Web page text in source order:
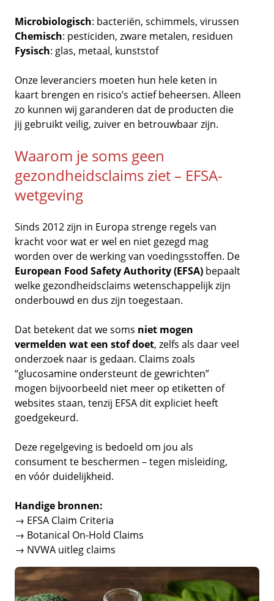
Microbiologisch: bacteriën, schimmels, virussen
Chemisch: pesticiden, zware metalen, residuen
Fysisch: glas, metaal, kunststof
Onze leveranciers moeten hun hele keten in
kaart brengen en risico’s actief beheersen. Alleen
zo kunnen wij garanderen dat de producten die
jij gebruikt veilig, zuiver en betrouwbaar zijn.
Waarom je soms geen
gezondheidsclaims ziet – EFSA-
wetgeving
Sinds 2012 zijn in Europa strenge regels van
kracht voor wat er wel en niet gezegd mag
worden over de werking van voedingsstoffen. De
European Food Safety Authority (EFSA) bepaalt
welke gezondheidsclaims wetenschappelijk zijn
onderbouwd en dus zijn toegestaan.
Dat betekent dat we soms niet mogen
vermelden wat een stof doet, zelfs als daar veel
onderzoek naar is gedaan. Claims zoals
“glucosamine ondersteunt de gewrichten”
mogen bijvoorbeeld niet meer op etiketten of
websites staan, tenzij EFSA dit expliciet heeft
goedgekeurd.
Deze regelgeving is bedoeld om jou als
consument te beschermen – tegen misleiding,
en vóór duidelijkheid.
Handige bronnen:
→ EFSA Claim Criteria
→ Botanical On-Hold Claims
→ NVWA uitleg claims